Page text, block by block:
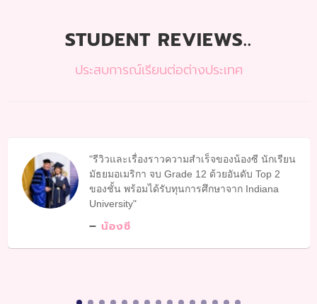
STUDENT REVIEWS..
ประสบการณ์เรียนต่อต่างประเทศ
รีวิวและเรื่องราวความสำเร็จของน้องซี นักเรียน
มัธยมอเมริกา จบ Grade 12 ด้วยอันดับ Top 2
ของชั้น พร้อมได้รับทุนการศึกษาจาก Indiana
University
น้องซี